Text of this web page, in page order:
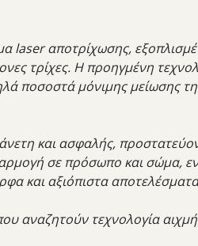
laser αποτρίχωσης,
τρίχες. Η προηγμένη
ποσοστά μόνιμης μείωσης
και ασφαλής,
σε πρόσωπο και σώμα,
και αξιόπιστα
αναζητούν τεχνολογία